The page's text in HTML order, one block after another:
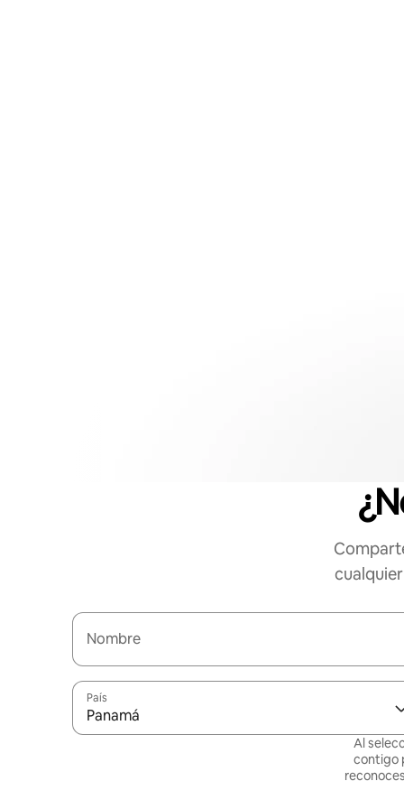
Nombre
País
Panamá
Al
contigo